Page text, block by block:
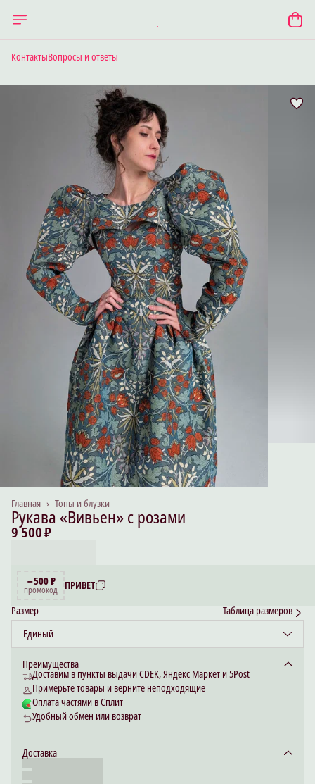
КонтактыВопросы и ответы
Топы и блузки
Главная ›
Рукава «Вивьен» с розами
9 500 ₽
−500 ₽
промокод
ПРИВЕТ
Размер
Таблица размеров
Единый
Преимущества
Доставим в пункты выдачи CDEK, Яндекс Маркет и 5Post
Примерьте товары и верните неподходящие
Оплата частями в Сплит
Удобный обмен или возврат
Доставка